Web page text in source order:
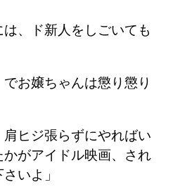
は、ド新人をしごいても
でお嬢ちゃんは懲り懲り
肩ヒジ張らずにやればい
がアイドル映画、され
いよ」